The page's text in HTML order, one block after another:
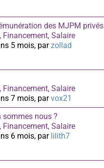
des MJPM privés
Financement, Salaire
5 mois, parzollad
Financement, Salaire
7 mois, parvox21
nous ?
Financement, Salaire
6 mois, par lilith7